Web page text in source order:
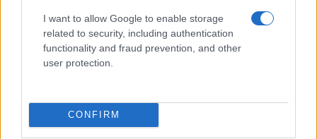
I want to allow Google to enable storage
related to security, including authentication
functionality and fraud prevention, and other
user protection.
CONFIRM